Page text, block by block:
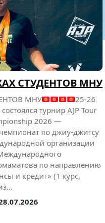
кафедры экономики
успешно
программу
мобильности
академических часов по
44.04.02 Психолого-
проекту